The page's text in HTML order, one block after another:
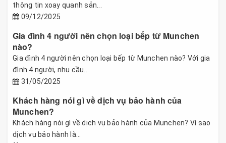
thông tin xoay quanh sản...
09/12/2025
Gia đình 4 người nên chọn loại bếp từ Munchen
nào?
Gia đình 4 người nên chọn loại bếp từ Munchen nào? Với gia
đình 4 người, nhu cầu...
31/05/2025
Khách hàng nói gì về dịch vụ bảo hành của
Munchen?
Khách hàng nói gì về dịch vụ bảo hành của Munchen? Vì sao
dịch vụ bảo hành là...